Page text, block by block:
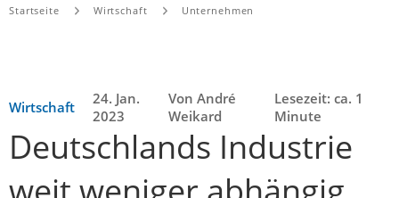
Startseite Wirtschaft Unternehmen
Wirtschaft
24. Jan.
2023
Von André
Weikard
Lesezeit: ca. 1
Minute
Deutschlands Industrie